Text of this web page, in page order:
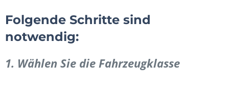
Folgende Schritte sind
notwendig:
1. Wählen Sie die Fahrzeugklasse